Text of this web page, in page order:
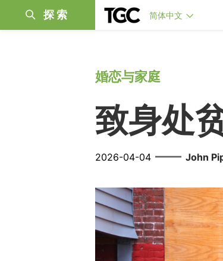
探索 简体中文
婚恋与家庭
致身处
2026-04-04 —— John